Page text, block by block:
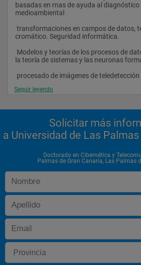
basadas en rnas de ayuda al
medioambiental
cromático. Seguridad informática.
la teoría de sistemas y las neuronas
procesado de imágenes de
Redes de comunicación avanzadas.
Acreditación de la etapa de investigación
Seguir leyendo
Solicitar más
a Universidad de Las
Doctorado en Cibernética y
Palmas de Gran Canaria, Las Palmas